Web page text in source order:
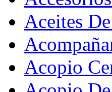
Aceites
Acopio